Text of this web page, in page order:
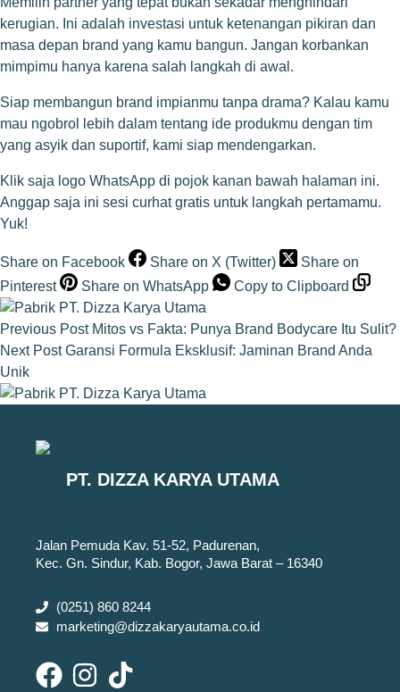
kerugian. Ini adalah investasi untuk ketenangan pikiran dan
masa depan brand yang kamu bangun. Jangan korbankan
mimpimu hanya karena salah langkah di awal.
Siap membangun brand impianmu tanpa drama? Kalau kamu
mau ngobrol lebih dalam tentang ide produkmu dengan tim
yang asyik dan suportif, kami siap mendengarkan.
Klik saja logo WhatsApp di pojok kanan bawah halaman ini.
Anggap saja ini sesi curhat gratis untuk langkah pertamamu.
Yuk!
Share on Facebook Share on X (Twitter)
Share on
Pinterest
Share on WhatsApp Copy to Clipboard
Previous Post Mitos vs Fakta: Punya Brand Bodycare Itu Sulit?
Next Post Garansi Formula Eksklusif: Jaminan Brand Anda
Unik
PT. DIZZA KARYA UTAMA
Jalan Pemuda Kav. 51-52, Padurenan,
Kec. Gn. Sindur, Kab. Bogor, Jawa Barat – 16340
(0251) 860 8244
marketing@dizzakaryautama.co.id